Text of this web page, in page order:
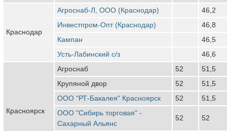
Краснодар
Агроснаб-Л, ООО (Краснодар)
46,2
Инвестпром-Опт (Краснодар)
46,8
Кампан
46,5
Усть-Лабинский с/з
46,6
Красноярск
Агроснаб 52
51,5
Крупяной двор
52
51,5
ООО "РТ-Бакалея" Красноярск
52
51,5
ООО "Сибирь торговая" -
Сахарный Альянс
52 52